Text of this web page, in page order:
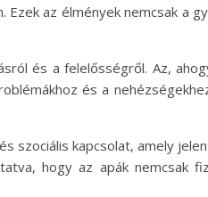
az élmények nemcsak a
és a felelősségről. Az,
és a
szociális kapcsolat, amely
hogy az apák nemcsak